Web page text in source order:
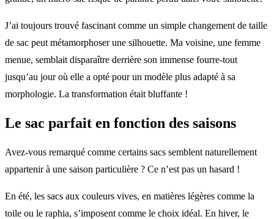
J’ai toujours trouvé fascinant comme un simple changement de taille
de sac peut métamorphoser une silhouette. Ma voisine, une femme
menue, semblait disparaître derrière son immense fourre-tout
jusqu’au jour où elle a opté pour un modèle plus adapté à sa
morphologie. La transformation était bluffante !
Le sac parfait en fonction des saisons
Avez-vous remarqué comme certains sacs semblent naturellement
appartenir à une saison particulière ? Ce n’est pas un hasard !
En été, les sacs aux couleurs vives, en matières légères comme la
toile ou le raphia, s’imposent comme le choix idéal. En hiver, le